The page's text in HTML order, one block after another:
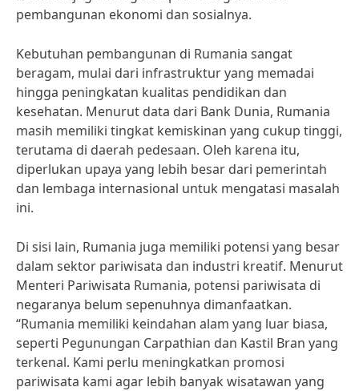
pembangunan ekonomi dan sosialnya.
Kebutuhan pembangunan di Rumania sangat
beragam, mulai dari infrastruktur yang memadai
hingga peningkatan kualitas pendidikan dan
kesehatan. Menurut data dari Bank Dunia, Rumania
masih memiliki tingkat kemiskinan yang cukup tinggi,
terutama di daerah pedesaan. Oleh karena itu,
diperlukan upaya yang lebih besar dari pemerintah
dan lembaga internasional untuk mengatasi masalah
ini.
Di sisi lain, Rumania juga memiliki potensi yang besar
dalam sektor pariwisata dan industri kreatif. Menurut
Menteri Pariwisata Rumania, potensi pariwisata di
negaranya belum sepenuhnya dimanfaatkan.
“Rumania memiliki keindahan alam yang luar biasa,
seperti Pegunungan Carpathian dan Kastil Bran yang
terkenal. Kami perlu meningkatkan promosi
pariwisata kami agar lebih banyak wisatawan yang